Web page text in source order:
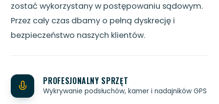
zostać wykorzystany w postępowaniu sądowym.
Przez cały czas dbamy o pełną dyskrecję i
bezpieczeństwo naszych klientów.
PROFESJONALNY SPRZĘT
Wykrywanie podsłuchów, kamer i nadajników GPS